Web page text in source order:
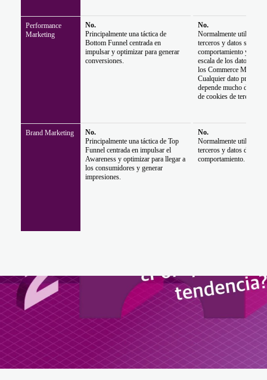
Performance
Marketing
Brand Marketing
No.
Principalmente una táctica de
Bottom Funnel centrada en
impulsar y optimizar para generar
conversiones.
No.
Principalmente una táctica de Top
Funnel centrada en impulsar el
Awareness y optimizar para llegar a
los consumidores y generar
impresiones.
No.
Normalmente utilizan
terceros y datos sobre el
comportamiento y
escala de los datos
los Commerce Media sí
Cualquier dato propio
depende mucho de la
de cookies de terceros.
No.
Normalmente utilizan
terceros y datos
comportamiento.